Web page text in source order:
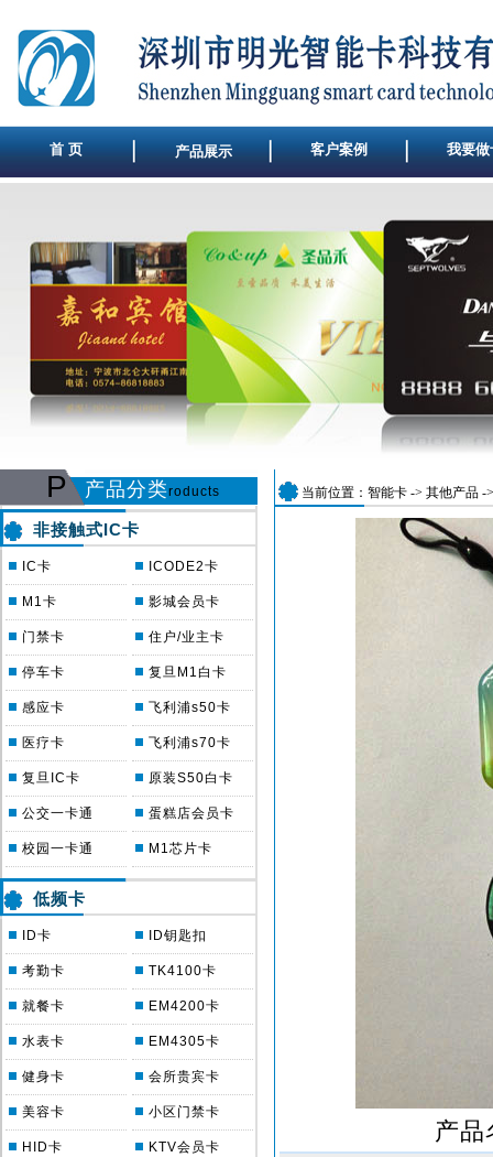
首 页 产品展示 客户案例 我要做
P 产品分类roducts
非接触式IC卡
IC卡
M1卡
门禁卡
停车卡
感应卡
医疗卡
复旦IC卡
公交一卡通
校园一卡通
ICODE2卡
影城会员卡
住户/业主卡
复旦M1白卡
飞利浦s50卡
飞利浦s70卡
原装S50白卡
蛋糕店会员卡
M1芯片卡
低频卡
ID卡
考勤卡
就餐卡
水表卡
健身卡
美容卡
HID卡
ID钥匙扣
TK4100卡
EM4200卡
EM4305卡
会所贵宾卡
小区门禁卡
KTV会员卡
当前位置： 智能卡 -> 其他产品 -
产